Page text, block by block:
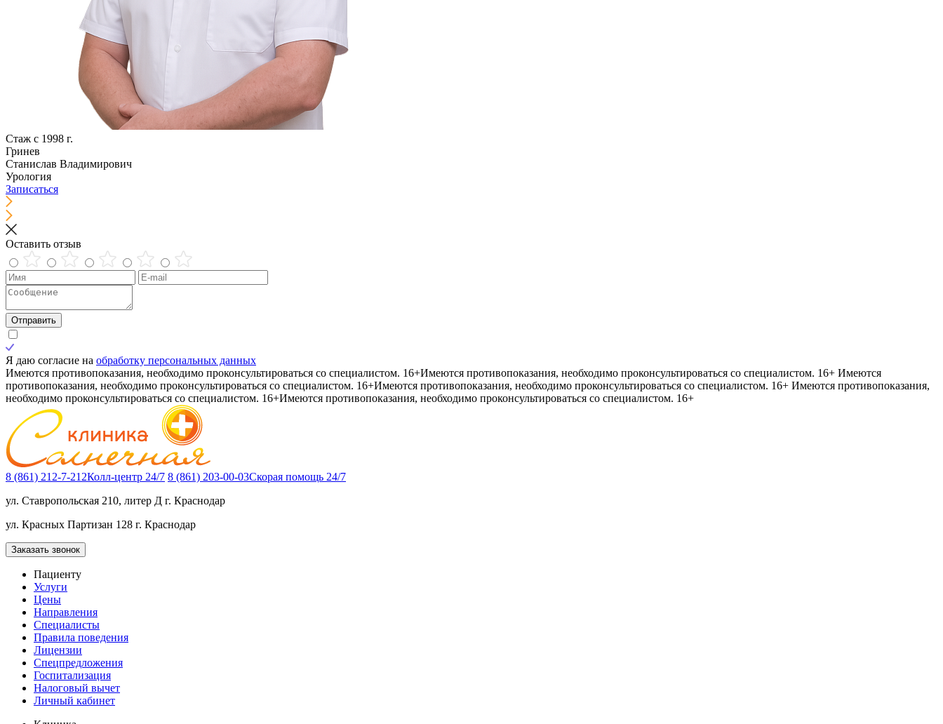
Стаж с 1998 г.
Гринев
Станислав Владимирович
Урология
Записаться
Оставить отзыв
Отправить
Я даю согласие на обработку персональных данных
Имеются противопоказания, необходимо проконсультироваться со специалистом. 16+Имеются противопоказания, необходимо проконсультироваться со специалистом. 16+ Имеются
противопоказания, необходимо проконсультироваться со специалистом. 16+Имеются противопоказания, необходимо проконсультироваться со специалистом. 16+ Имеются противопоказания,
необходимо проконсультироваться со специалистом. 16+Имеются противопоказания, необходимо проконсультироваться со специалистом. 16+
8 (861) 212-7-212Колл-центр 24/7 8 (861) 203-00-03Скорая помощь 24/7
ул. Ставропольская 210, литер Д г. Краснодар
ул. Красных Партизан 128 г. Краснодар
Заказать звонок
Пациенту
Услуги
Цены
Направления
Специалисты
Правила поведения
Лицензии
Спецпредложения
Госпитализация
Налоговый вычет
Личный кабинет